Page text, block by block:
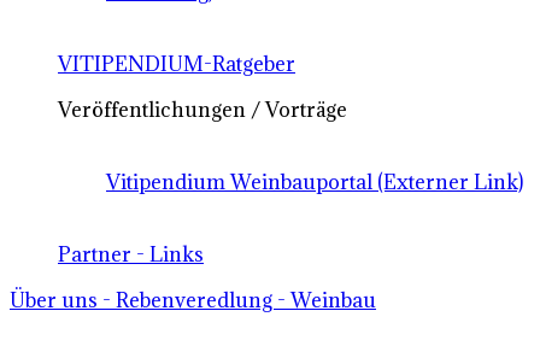
VITIPENDIUM-Ratgeber
Veröffentlichungen / Vorträge
Vitipendium Weinbauportal (Externer Link)
Partner - Links
Über uns - Rebenveredlung - Weinbau